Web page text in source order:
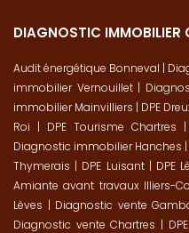
DIAGNOSTIC IMMOBILIER
Audit énergétique Bonneval |
immobilier Vernouillet|
immobilier Mainvilliers | DPE
Roi | DPE Tourisme Chartres
Diagnostic immobilier Hanches |
Thymerais | DPE Luisant| DPE
Amiante avant travaux Illiers-
Lèves | Diagnostic vente
Diagnostic vente Chartres |